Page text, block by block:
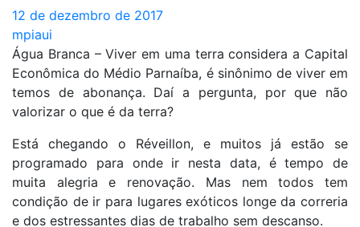
12 de dezembro de 2017
mpiaui
Água Branca – Viver em uma terra considera a Capital
Econômica do Médio Parnaíba, é sinônimo de viver em
temos de abonança. Daí a pergunta, por que não
valorizar o que é da terra?
Está chegando o Réveillon, e muitos já estão se
programado para onde ir nesta data, é tempo de
muita alegria e renovação. Mas nem todos tem
condição de ir para lugares exóticos longe da correria
e dos estressantes dias de trabalho sem descanso.